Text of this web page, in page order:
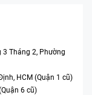
Tháng 2, Phường
HCM (Quận 1 cũ)
6 cũ)